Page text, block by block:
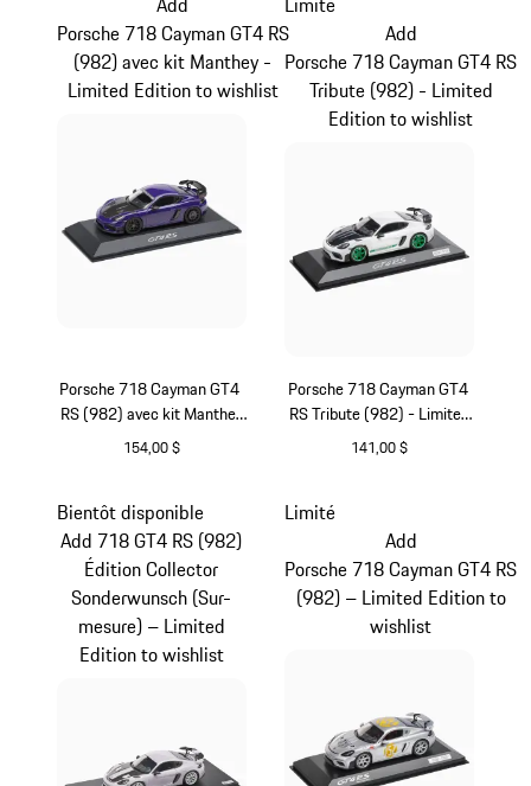
Porsche 718 Cayman GT4
RS (982) avec kit Manthey
- Limited Edition
154,00 $
Porsche 718 Cayman GT4 RS
(982) avec kit Manthey -
Limited Edition to wishlist
Porsche 718 Cayman GT4
RS Tribute (982) - Limited
Edition
141,00 $
Add
Porsche 718 Cayman GT4 RS
Tribute (982) - Limited
Edition to wishlist
Bientôt disponible
Add 718 GT4 RS (982)
Édition Collector
Sonderwunsch (Sur-
mesure) – Limited
Edition to wishlist
Limité
Add
Porsche 718 Cayman GT4 RS
(982) – Limited Edition to
wishlist